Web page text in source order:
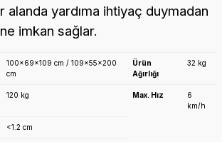
alanda yardıma ihtiyaç duymadan
imkan sağlar.
100x69x109 cm / 109x55x200
cm
Ürün
Ağırlığı
32 kg
120 kg Max. Hız
6
km/h
<1.2 cm